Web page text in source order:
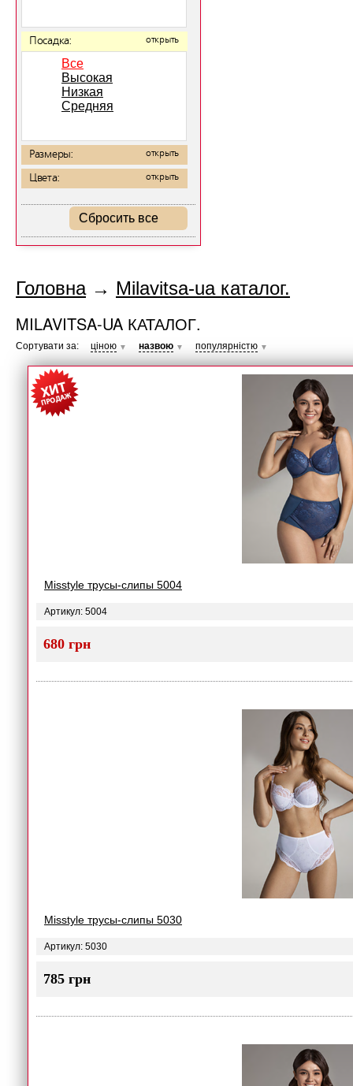
Посадка: открыть
Все
Высокая
Низкая
Средняя
Размеры: открыть
Цвета: открыть
Сбросить все
Головна→ Milavitsa-ua каталог.
MILAVITSA-UA КАТАЛОГ.
Сортувати за: ціною ▼ назвою ▼ популярністю ▼
Misstyle трусы-слипы 5004
Артикул: 5004
680 грн
Misstyle трусы-слипы 5030
Артикул: 5030
785 грн